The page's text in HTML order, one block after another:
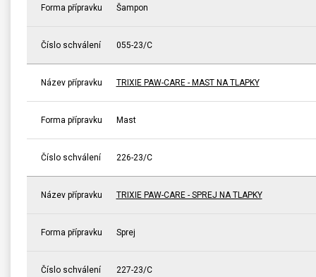
Forma přípravku Šampon
Číslo schválení 055-23/C
Název přípravku TRIXIE PAW-CARE - MAST NA TLAPKY
Forma přípravku Mast
Číslo schválení 226-23/C
Název přípravku TRIXIE PAW-CARE - SPREJ NA TLAPKY
Forma přípravku Sprej
Číslo schválení 227-23/C